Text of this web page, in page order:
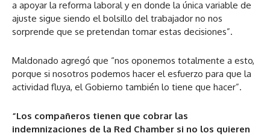
a apoyar la reforma laboral y en donde la única variable de
ajuste sigue siendo el bolsillo del trabajador no nos
sorprende que se pretendan tomar estas decisiones”.
Maldonado agregó que “nos oponemos totalmente a esto,
porque si nosotros podemos hacer el esfuerzo para que la
actividad fluya, el Gobierno también lo tiene que hacer”.
“Los compañeros tienen que cobrar las
indemnizaciones de la Red Chamber si no los quieren